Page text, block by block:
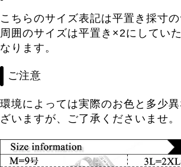
こちらのサイズ表記は平置き採寸の
周囲のサイズは平置き×2にしてい
なります。
ご注意
環境によっては実際のお色と多少
ざいますが、ご了承くださいませ。